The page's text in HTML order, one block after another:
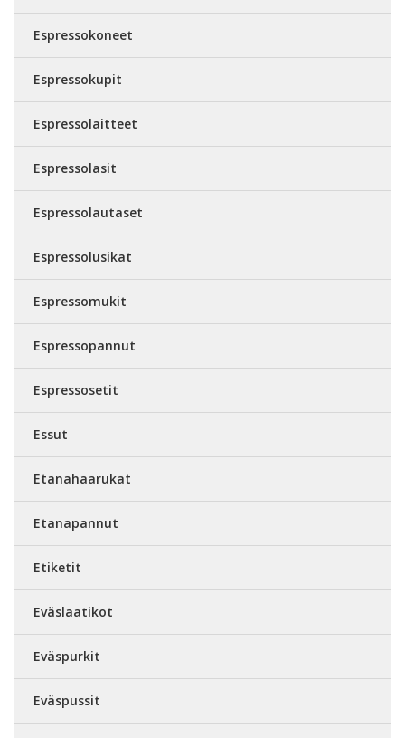
Espressokoneet
Espressokupit
Espressolaitteet
Espressolasit
Espressolautaset
Espressolusikat
Espressomukit
Espressopannut
Espressosetit
Essut
Etanahaarukat
Etanapannut
Etiketit
Eväslaatikot
Eväspurkit
Eväspussit